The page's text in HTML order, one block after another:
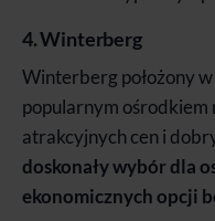
4. Winterberg
Winterberg położony
popularnym ośrodkiem
atrakcyjnych cen i
doskonały wybór dla
ekonomicznych opcji